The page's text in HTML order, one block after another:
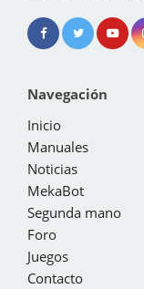
Navegación
Inicio
Manuales
Noticias
MekaBot
Segunda mano
Foro
Juegos
Contacto